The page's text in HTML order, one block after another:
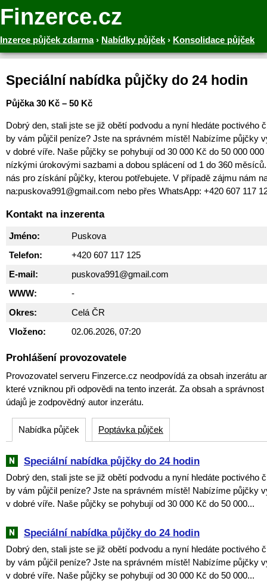
Finzerce.cz
Inzerce půjček zdarma› Nabídky půjček › Konsolidace půjček
Speciální nabídka půjčky do 24 hodin
Půjčka 30 Kč – 50 Kč
Dobrý den, stali jste se již obětí podvodu a nyní hledáte poctivého
by vám půjčil peníze? Jste na správném místě! Nabízíme půjčky
v dobré víře. Naše půjčky se pohybují od 30 000 Kč do 50 000
nízkými úrokovými sazbami a dobou splácení od 1 do 360
nás pro získání půjčky, kterou potřebujete. V případě zájmu nám
na:puskova991@gmail.com nebo přes WhatsApp: +420 607 117
Kontakt na inzerenta
Jméno:
Puskova
Telefon:
+420 607 117 125
E-mail:
puskova991@gmail.com
WWW:
-
Okres:
Celá ČR
Vloženo:
02.06.2026, 07:20
Prohlášení provozovatele
Provozovatel serveru Finzerce.cz neodpovídá za obsah inzerátu
které vzniknou při odpovědi na tento inzerát. Za obsah a
údajů je zodpovědný autor inzerátu.
Nabídka půjček Poptávka půjček
Speciální nabídka půjčky do 24 hodin
Dobrý den, stali jste se již obětí podvodu a nyní hledáte poctivého
by vám půjčil peníze? Jste na správném místě! Nabízíme půjčky
v dobré víře. Naše půjčky se pohybují od 30 000 Kč do 50 000...
Speciální nabídka půjčky do 24 hodin
Dobrý den, stali jste se již obětí podvodu a nyní hledáte poctivého
by vám půjčil peníze? Jste na správném místě! Nabízíme půjčky
v dobré víře. Naše půjčky se pohybují od 30 000 Kč do 50 000...